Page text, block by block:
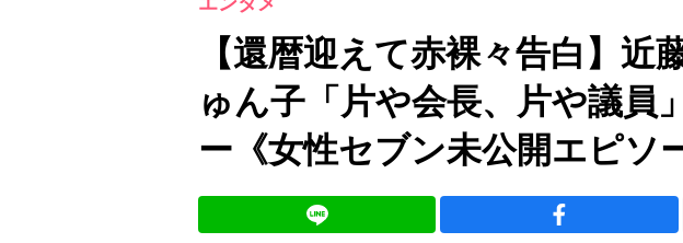
【還暦迎えて赤裸々告白】近
ゅん子「片や会長、片や議員
ー《女性セブン未公開エピソ